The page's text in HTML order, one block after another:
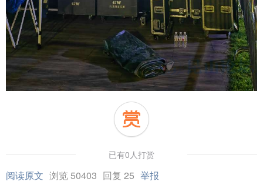
已有0人打赏
阅读原文 浏览 50403 回复 25 举报